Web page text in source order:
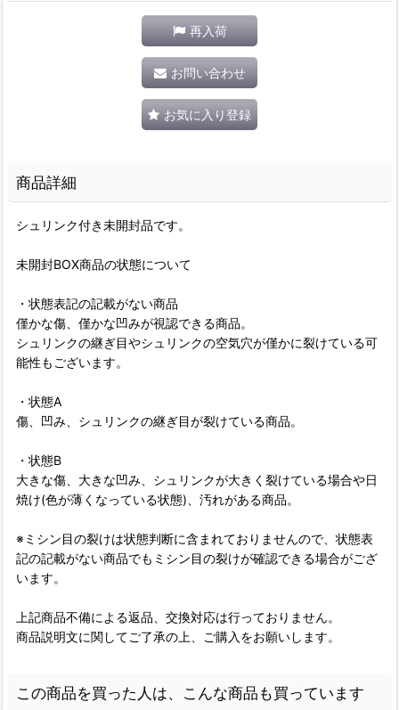
再入荷
お問い合わせ
お気に入り登録
商品詳細
シュリンク付き未開封品です。
未開封BOX商品の状態について
・状態表記の記載がない商品
僅かな傷、僅かな凹みが視認できる商品。
シュリンクの継ぎ目やシュリンクの空気穴が僅かに裂けている可
能性もございます。
・状態A
傷、凹み、シュリンクの継ぎ目が裂けている商品。
・状態B
大きな傷、大きな凹み、シュリンクが大きく裂けている場合や日
焼け(色が薄くなっている状態)、汚れがある商品。
※ミシン目の裂けは状態判断に含まれておりませんので、状態表
記の記載がない商品でもミシン目の裂けが確認できる場合がござ
います。
上記商品不備による返品、交換対応は行っておりません。
商品説明文に関してご了承の上、ご購入をお願いします。
この商品を買った人は、こんな商品も買っています